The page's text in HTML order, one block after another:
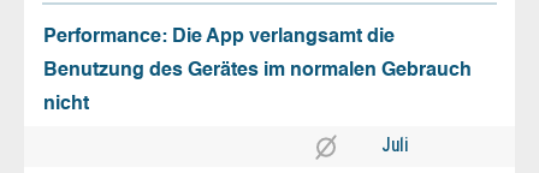
Performance: Die App verlangsamt die
Benutzung des Gerätes im normalen Gebrauch
nicht
Juli